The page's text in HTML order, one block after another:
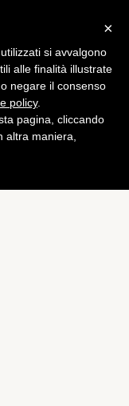
contro i
×
si avvalgono
alle finalità illustrate
negare il consenso
policy.
pagina, cliccando
altra maniera,